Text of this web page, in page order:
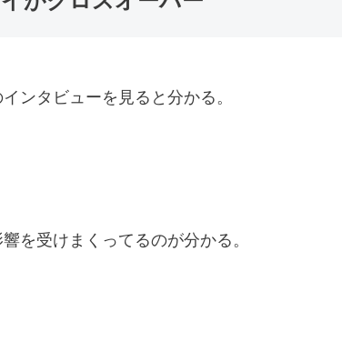
ンタビューを見ると分かる。
を受けまくってるのが分かる。